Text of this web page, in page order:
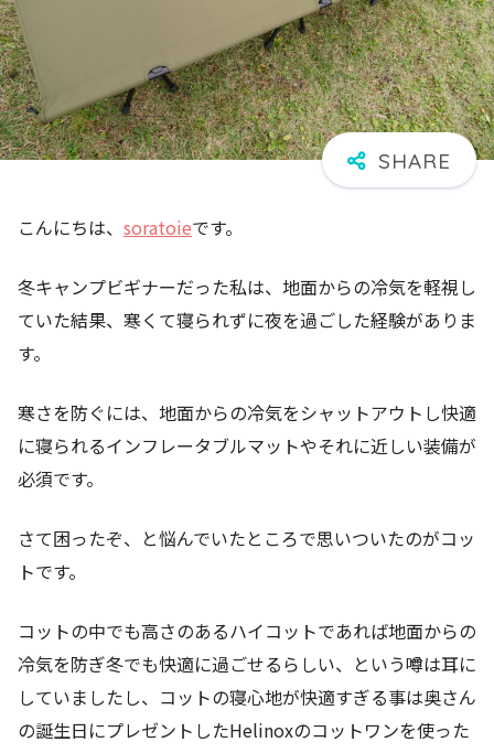
こんにちは、 soratoieです。
冬キャンプビギナーだった私は、地面からの冷気を軽視し
ていた結果、寒くて寝られずに夜を過ごした経験がありま
す。
寒さを防ぐには、地面からの冷気をシャットアウトし快適
に寝られるインフレータブルマットやそれに近しい装備が
必須です。
さて困ったぞ、と悩んでいたところで思いついたのがコッ
トです。
コットの中でも高さのあるハイコットであれば地面からの
冷気を防ぎ冬でも快適に過ごせるらしい、という噂は耳に
していましたし、コットの寝心地が快適すぎる事は奥さん
の誕生日にプレゼントしたHelinoxのコットワンを使った